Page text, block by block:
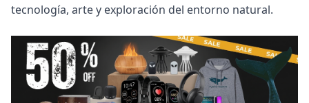
tecnología, arte y exploración del entorno natural.